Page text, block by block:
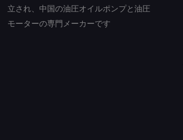
立され、中国の油圧オイルポンプと油圧
モーターの専門メーカーです